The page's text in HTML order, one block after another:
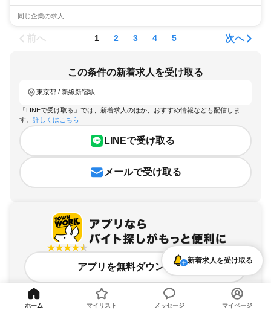
同じ企業の求人
前へ 1 2 3 4 5 次へ
この条件の新着求人を受け取る
東京都 / 新線新宿駅
「LINEで受け取る」では、新着求人のほか、おすすめ情報なども配信しま
す。 詳しくはこちら
LINEで受け取る
メールで受け取る
アプリを無料ダウンロード
新着求人を受け取る
ホーム マイリスト メッセージ マイページ